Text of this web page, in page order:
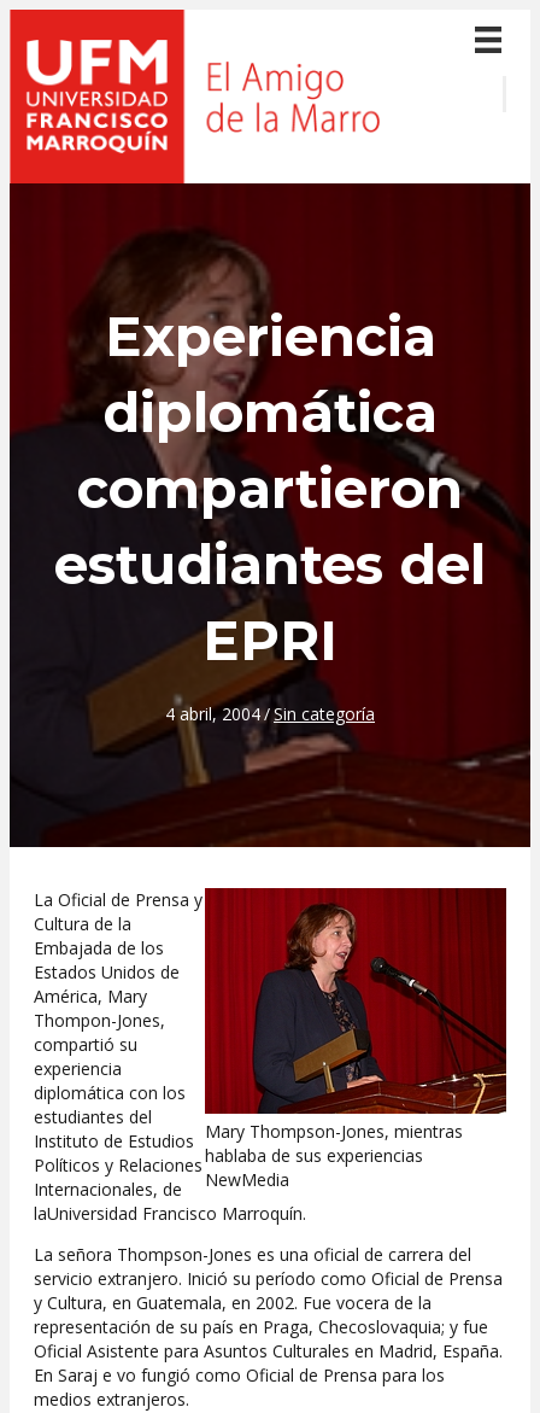
Experiencia
diplomática
compartieron
estudiantes del
EPRI
4 abril, 2004/Sin categoría
Mary Thompson-Jones, mientras
hablaba de sus experiencias
NewMedia
La Oficial de Prensa y
Cultura de la
Embajada de los
Estados Unidos de
América, Mary
Thompon-Jones,
compartió su
experiencia
diplomática con los
estudiantes del
Instituto de Estudios
Políticos y Relaciones
Internacionales, de
laUniversidad Francisco Marroquín.
La señora Thompson-Jones es una oficial de carrera del
servicio extranjero. Inició su período como Oficial de Prensa
y Cultura, en Guatemala, en 2002. Fue vocera de la
representación de su país en Praga, Checoslovaquia; y fue
Oficial Asistente para Asuntos Culturales en Madrid, España.
En Saraj e vo fungió como Oficial de Prensa para los
medios extranjeros.